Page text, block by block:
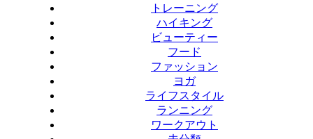
トレーニング
ハイキング
ビューティー
フード
ファッション
ヨガ
ライフスタイル
ランニング
ワークアウト